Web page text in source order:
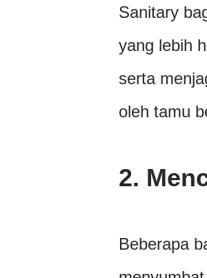
Sanitary
yang lebih
serta
oleh tamu
2.
Beberapa